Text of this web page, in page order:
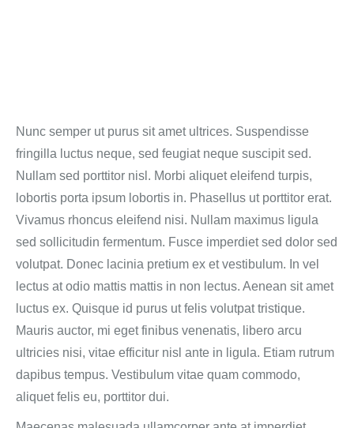
Nunc semper ut purus sit amet ultrices. Suspendisse
fringilla luctus neque, sed feugiat neque suscipit sed.
Nullam sed porttitor nisl. Morbi aliquet eleifend turpis,
lobortis porta ipsum lobortis in. Phasellus ut porttitor erat.
Vivamus rhoncus eleifend nisi. Nullam maximus ligula
sed sollicitudin fermentum. Fusce imperdiet sed dolor sed
volutpat. Donec lacinia pretium ex et vestibulum. In vel
lectus at odio mattis mattis in non lectus. Aenean sit amet
luctus ex. Quisque id purus ut felis volutpat tristique.
Mauris auctor, mi eget finibus venenatis, libero arcu
ultricies nisi, vitae efficitur nisl ante in ligula. Etiam rutrum
dapibus tempus. Vestibulum vitae quam commodo,
aliquet felis eu, porttitor dui.